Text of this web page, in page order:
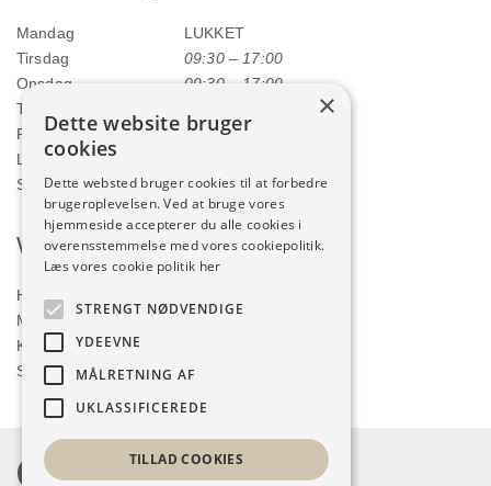
Mandag
LUKKET
Tirsdag
09:30 – 17:00
Onsdag
09:30 – 17:00
Torsdag
Fredag
09:30 – 17:00
Lørdag
Søndag
LUKKET
Webshop
Handelsbetingelser
Min konto
Kurv
Shop
×
Dette website bruger
cookies
Dette websted bruger cookies til at forbedre
brugeroplevelsen. Ved at bruge vores
hjemmeside accepterer du alle cookies i
overensstemmelse med vores cookiepolitik.
Læs vores cookie politik her
STRENGT NØDVENDIGE
YDEEVNE
MÅLRETNING AF
UKLASSIFICEREDE
TILLAD COOKIES